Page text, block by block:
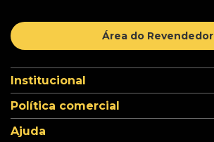
Área do Revendedor
Institucional
Política comercial
Ajuda